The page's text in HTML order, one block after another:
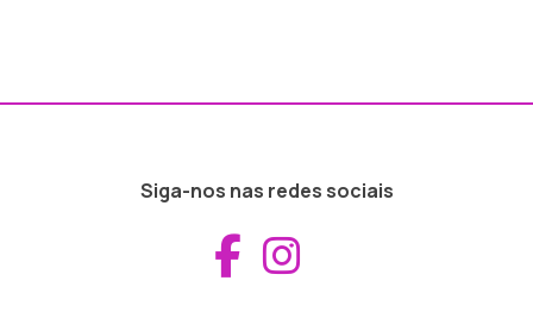
Siga-nos nas redes sociais
Aceder ao